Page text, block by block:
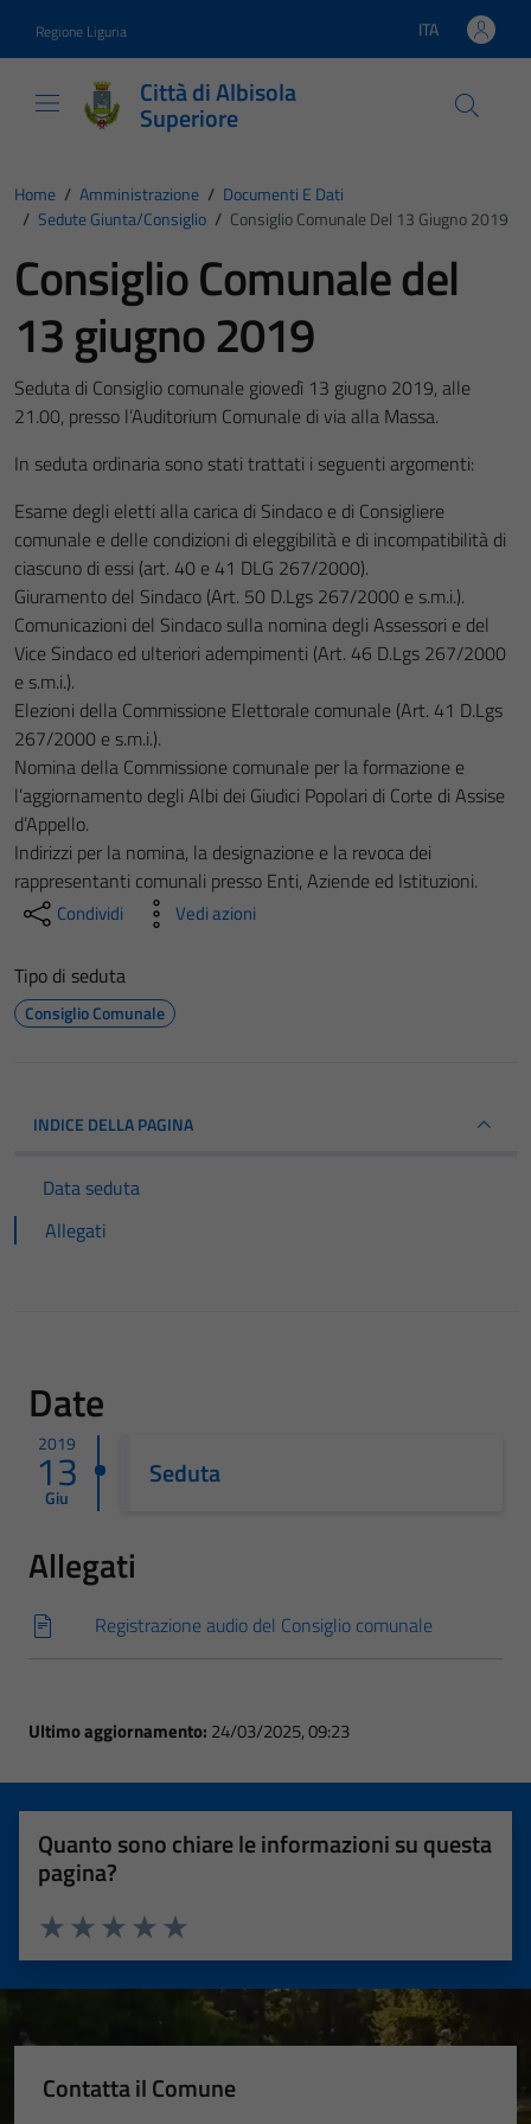
Regione Liguria Lingua attiva:
ITA
Città di Albisola
Superiore
Home / Amministrazione / Documenti E Dati
/ Sedute Giunta/consiglio / Consiglio Comunale Del 13 Giugno 2019
Consiglio Comunale del
13 giugno 2019
Seduta di Consiglio comunale giovedì 13 giugno 2019, alle
21.00, presso l’Auditorium Comunale di via alla Massa.
In seduta ordinaria sono stati trattati i seguenti argomenti:
Esame degli eletti alla carica di Sindaco e di Consigliere
comunale e delle condizioni di eleggibilità e di incompatibilità di
ciascuno di essi (art. 40 e 41 DLG 267/2000).
Giuramento del Sindaco (Art. 50 D.Lgs 267/2000 e s.m.i.).
Comunicazioni del Sindaco sulla nomina degli Assessori e del
Vice Sindaco ed ulteriori adempimenti (Art. 46 D.Lgs 267/2000
e s.m.i.).
Elezioni della Commissione Elettorale comunale (Art. 41 D.Lgs
267/2000 e s.m.i.).
Nomina della Commissione comunale per la formazione e
l’aggiornamento degli Albi dei Giudici Popolari di Corte di Assise
d’Appello.
Indirizzi per la nomina, la designazione e la revoca dei
rappresentanti comunali presso Enti, Aziende ed Istituzioni.
Condividi Vedi azioni
Tipo di seduta
Consiglio Comunale
INDICE DELLA PAGINA
Data seduta
Allegati
Date
2019
13
Giu
Seduta
Allegati
Registrazione audio del Consiglio comunale
Ultimo aggiornamento: 24/03/2025, 09:23
Quanto sono chiare le informazioni su questa
pagina?
Valuta 5 stelle su 5
Valuta 4 stelle su 5
Valuta 3 stelle su 5
Valuta 2 stelle su 5
Valuta 1 stelle su 5
Contatta il Comune